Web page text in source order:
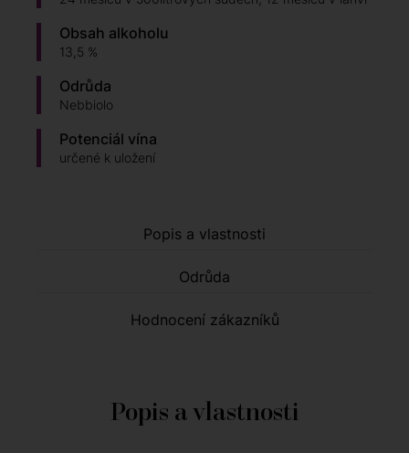
Obsah alkoholu
13,5 %
Odrůda
Nebbiolo
Potenciál vína
určené k uložení
Popis a vlastnosti
Odrůda
Hodnocení zákazníků
Popis a vlastnosti